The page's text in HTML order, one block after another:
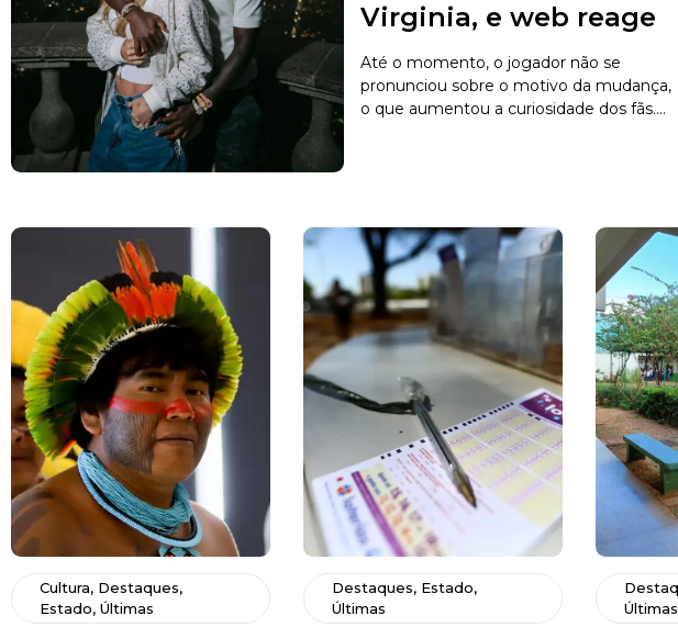
Virginia, e web reage
Até o momento, o jogador não se
pronunciou sobre o motivo da mudança,
o que aumentou a curiosidade dos fãs....
Cultura, Destaques,
Estado, Últimas
Destaques, Estado,
Últimas
Últimas